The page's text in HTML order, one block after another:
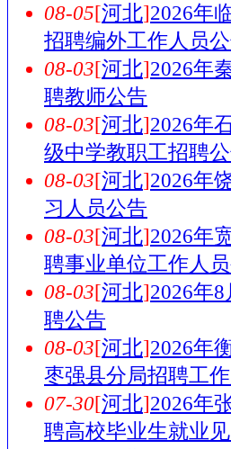
08-05[河北]2026年
招聘编外工作人员
08-03[河北]2026年
聘教师公告
08-03[河北]2026年
级中学教职工招聘公
08-03[河北]2026年
习人员公告
08-03[河北]2026年
聘事业单位工作人
08-03[河北]2026年
聘公告
08-03[河北]2026年
枣强县分局招聘工
07-30[河北]2026年
聘高校毕业生就业